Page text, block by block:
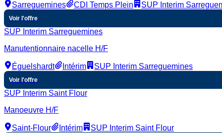
Sarreguemines CDI Temps Plein SUP Interim
Voir l'offre
SUP Interim Sarreguemines
Manutentionnaire nacelle H/F
Éguelshardt Intérim SUP Interim Sarreguemines
Voir l'offre
SUP Interim Saint Flour
Manoeuvre H/F
Saint-Flour Intérim SUP Interim Saint Flour